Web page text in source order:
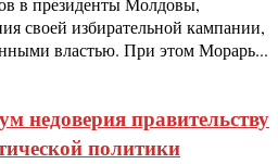
своей избирательной кампании,
властью. При этом Морарь...
недоверия правительству
политики